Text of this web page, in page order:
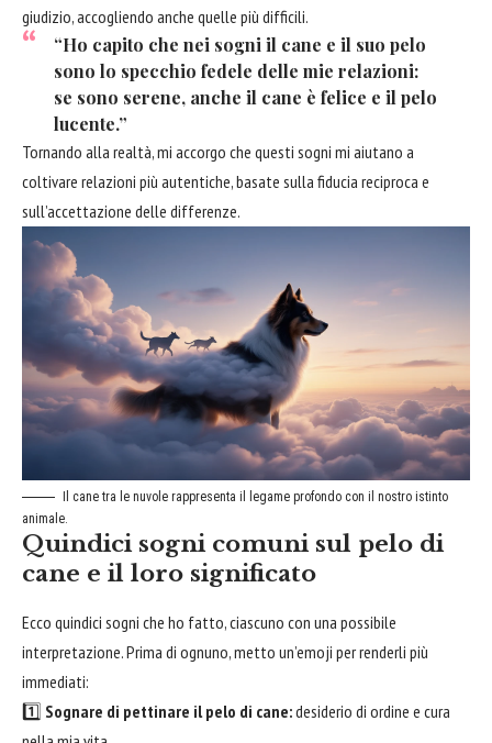
giudizio, accogliendo anche quelle più difficili.
“Ho capito che nei sogni il cane e il suo pelo
sono lo specchio fedele delle mie relazioni:
se sono serene, anche il cane è felice e il pelo
lucente.”
Tornando alla realtà, mi accorgo che questi sogni mi aiutano a
coltivare relazioni più autentiche, basate sulla fiducia reciproca e
sull’accettazione delle differenze.
Il cane tra le nuvole rappresenta il legame profondo con il nostro istinto
animale.
Quindici sogni comuni sul pelo di
cane e il loro significato
Ecco quindici sogni che ho fatto, ciascuno con una possibile
interpretazione. Prima di ognuno, metto un’emoji per renderli più
immediati:
1️⃣ Sognare di pettinare il pelo di cane:desiderio di ordine e cura